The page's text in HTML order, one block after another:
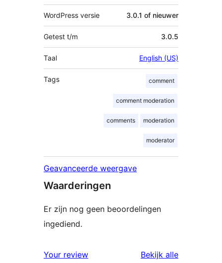
WordPress versie 3.0.1 of nieuwer
Getest t/m 3.0.5
Taal English (US)
Tags comment
comment moderation
comments moderation
moderator
Geavanceerde weergave
Waarderingen
Er zijn nog geen beoordelingen
ingediend.
Your review Bekijk alle